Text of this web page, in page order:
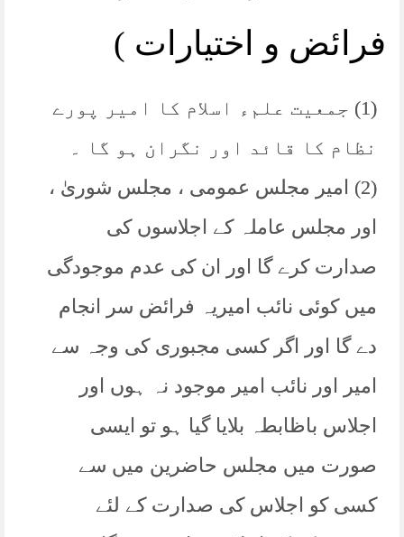
فرائض و اختیارات )
(1) جمعیت علمء اسلام کا امیر پورے
نظام کا قائد اور نگران ہو گا ۔
(2) امیر مجلس عمومی ، مجلس شوریٰ ،
اور مجلس عاملہ کے اجلاسوں کی
صدارت کرے گا اور ان کی عدم موجودگی
میں کوئی نائب امیریہ فرائض سر انجام
دے گا اور اگر کسی مجبوری کی وجہ سے
امیر اور نائب امیر موجود نہ ہوں اور
اجلاس باظابطہ بلایا گیا ہو تو ایسی
صورت میں مجلس حاضرین میں سے
کسی کو اجلاس کی صدارت کے لئے